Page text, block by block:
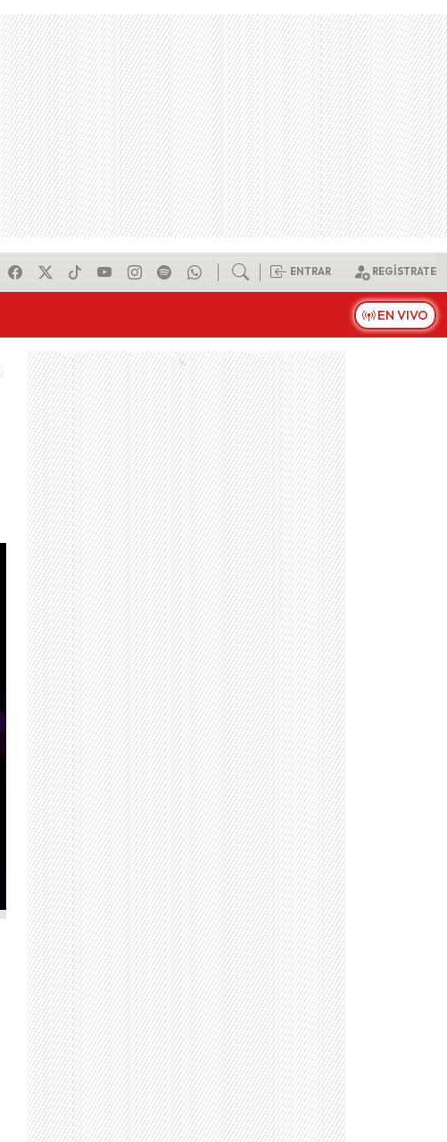
ENTRAR REGÍSTRATE
EN VIVO